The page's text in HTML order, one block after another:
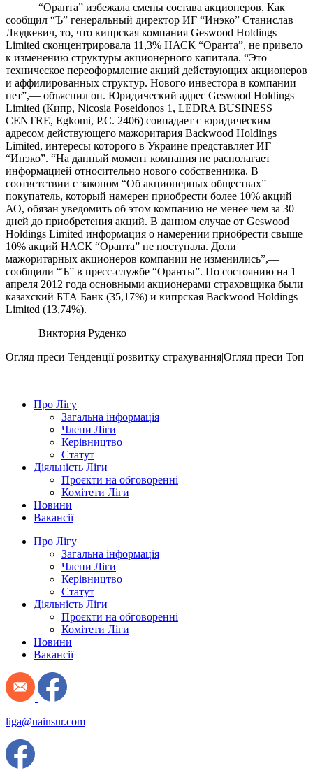
“Оранта” избежала смены состава акционеров. Как
сообщил “Ъ” генеральный директор ИГ “Инэко” Станислав
Людкевич, то, что кипрская компания Geswood Holdings
Limited сконцентрировала 11,3% НАСК “Оранта”, не привело
к изменению структуры акционерного капитала. “Это
техническое переоформление акций действующих акционеров
и аффилированных структур. Нового инвестора в компании
нет”,— объяснил он. Юридический адрес Geswood Holdings
Limited (Кипр, Nicosia Poseidonos 1, LEDRA BUSINESS
CENTRE, Egkomi, P.C. 2406) совпадает с юридическим
адресом действующего мажоритария Backwood Holdings
Limited, интересы которого в Украине представляет ИГ
“Инэко”. “На данный момент компания не располагает
информацией относительно нового собственника. В
соответствии с законом “Об акционерных обществах”
покупатель, который намерен приобрести более 10% акций
АО, обязан уведомить об этом компанию не менее чем за 30
дней до приобретения акций. В данном случае от Geswood
Holdings Limited информация о намерении приобрести свыше
10% акций НАСК “Оранта” не поступала. Доли
мажоритарных акционеров компании не изменились”,—
сообщили “Ъ” в пресс-службе “Оранты”. По состоянию на 1
апреля 2012 года основными акционерами страховщика были
казахский БТА Банк (35,17%) и кипрская Backwood Holdings
Limited (13,74%).
Виктория Руденко
Огляд преси Тенденції розвитку страхування|Огляд преси Топ
Про Лігу
Загальна інформація
Члени Ліги
Керівництво
Статут
Діяльність Ліги
Проєкти на обговоренні
Комітети Ліги
Новини
Вакансії
Про Лігу
Загальна інформація
Члени Ліги
Керівництво
Статут
Діяльність Ліги
Проєкти на обговоренні
Комітети Ліги
Новини
Вакансії
liga@uainsur.com